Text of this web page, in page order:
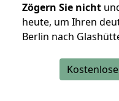
Zögern Sie nicht
heute, um Ihren
Berlin nach